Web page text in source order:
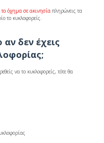
το όχημα σε ακινησία πληρώνεις τα
το κυκλοφορείς.
αν δεν έχεις
να το κυκλοφορείς, τότε θα